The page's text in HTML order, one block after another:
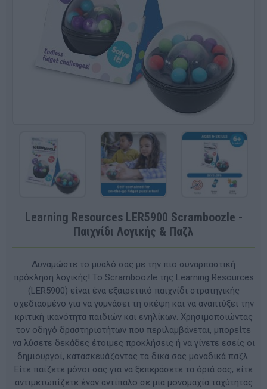
Learning Resources LER5900 Scramboozle -
Παιχνίδι Λογικής & Παζλ
Δυναμώστε το μυαλό σας με την πιο συναρπαστική
πρόκληση λογικής! Το Scramboozle της Learning Resources
(LER5900) είναι ένα εξαιρετικό παιχνίδι στρατηγικής
σχεδιασμένο για να γυμνάσει τη σκέψη και να αναπτύξει την
κριτική ικανότητα παιδιών και ενηλίκων. Χρησιμοποιώντας
τον οδηγό δραστηριοτήτων που περιλαμβάνεται, μπορείτε
να λύσετε δεκάδες έτοιμες προκλήσεις ή να γίνετε εσείς οι
δημιουργοί, κατασκευάζοντας τα δικά σας μοναδικά παζλ.
Είτε παίζετε μόνοι σας για να ξεπεράσετε τα όριά σας, είτε
αντιμετωπίζετε έναν αντίπαλο σε μια μονομαχία ταχύτητας